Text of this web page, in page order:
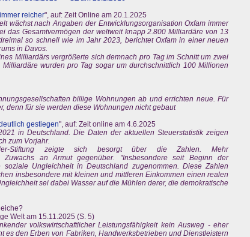
reicher", auf: Zeit Online am 20.1.2025
wächst nach Angaben der Entwicklungsorganisation Oxfam immer
das Gesamtvermögen der weltweit knapp 2.800 Milliardäre von 13
so schnell wie im Jahr 2023, berichtet Oxfam in einer neuen
in Davos.
Milliardärs vergrößerte sich demnach pro Tag im Schnitt um zwei
wurden pro Tag sogar um durchschnittlich 100 Millionen
billige Wohnungen ab und errichten neue. Für
denn für sie werden diese Wohnungen nicht gebaut
gestiegen", auf: Zeit online am 4.6.2025
in Deutschland. Die Daten der aktuellen Steuerstatistik zeigen
zum Vorjahr.
Stiftung zeigte sich besorgt über die Zahlen. Mehr
Zuwachs an Armut gegenüber. "Insbesondere seit Beginn der
Ungleichheit in Deutschland zugenommen. Diese Zahlen
insbesondere mit kleinen und mittleren Einkommen einen realen
sei dabei Wasser auf die Mühlen derer, die demokratische
Welt am 15.11.2025 (S. 5)
volkswirtschaftlicher Leistungsfähigkeit kein Ausweg - eher
es den Erben von Fabriken, Handwerksbetrieben und Dienstleistern